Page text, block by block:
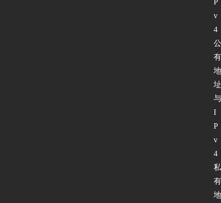
P
v
4
公
有
地
址
与
I
P
v
4
私
有
地